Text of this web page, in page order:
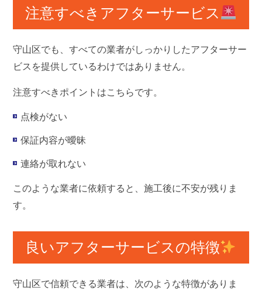
注意すべきアフターサービス
守山区でも、すべての業者がしっかりしたアフターサー
ビスを提供しているわけではありません。
注意すべきポイントはこちらです。
点検がない
保証内容が曖昧
連絡が取れない
このような業者に依頼すると、施工後に不安が残りま
す。
良いアフターサービスの特徴
守山区で信頼できる業者は、次のような特徴がありま